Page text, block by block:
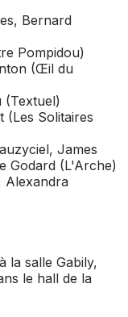
Bernard
Pompidou)
(Œil du
(Textuel)
(Les Solitaires
James
Godard (L'Arche)
Alexandra
la salle Gabily,
le hall de la